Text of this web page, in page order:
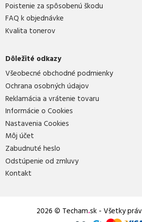
Poistenie za spôsobenú škodu
FAQ k objednávke
Kvalita tonerov
Dôležité odkazy
Všeobecné obchodné podmienky
Ochrana osobných údajov
Reklamácia a vrátenie tovaru
Informácie o Cookies
Nastavenia Cookies
Môj účet
Zabudnuté heslo
Odstúpenie od zmluvy
Kontakt
2026 © Techam.sk - Všetky